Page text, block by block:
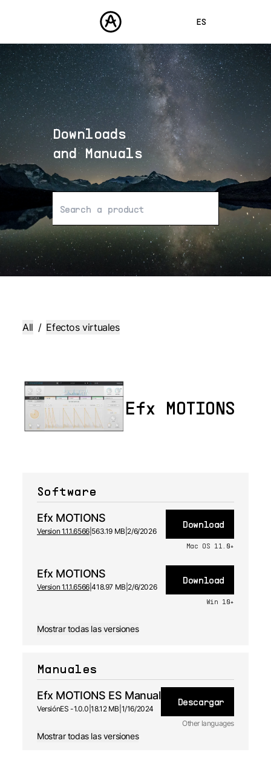
ES
ENGLISH
FRANÇAIS
DEUTSCH
日本語
中文
PRODUCTOS
SONIDOS
TIENDA
COMUNIDAD
ASISTENCIA
Downloads
and Manuals
No se han encontrado resultados
All / Efectos virtuales
Efx MOTIONS
Software
Efx MOTIONS
Version 1.1.1.6566| 563.19 MB 2/6/2026
Download
Mac OS 11.0+
Efx MOTIONS
Version 1.1.1.6566|418.97 MB 2/6/2026
Download
Win 10+
Mostrar todas las versiones
Manuales
Efx MOTIONS ES Manual
VersiónES -1.0.0 |18.12 MB 1/16/2024
Descargar
Other languages
Mostrar todas las versiones